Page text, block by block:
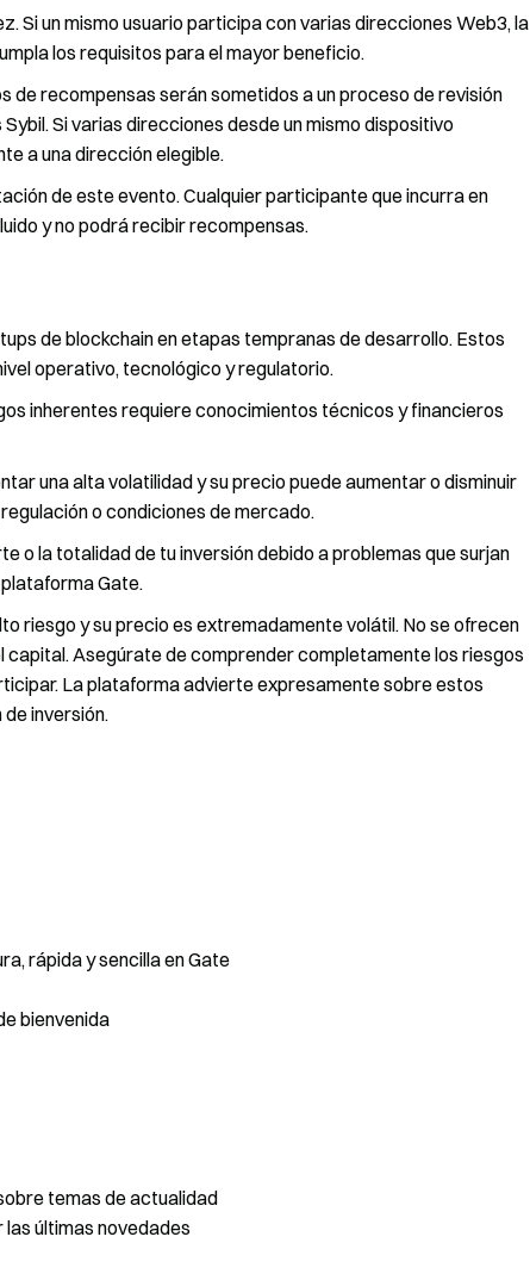
Si un mismo usuario participa con varias direcciones Web3, la
los requisitos para el mayor beneficio.
de recompensas serán sometidos a un proceso de revisión
Si varias direcciones desde un mismo dispositivo
a una dirección elegible.
de este evento. Cualquier participante que incurra en
y no podrá recibir recompensas.
de blockchain en etapas tempranas de desarrollo. Estos
operativo, tecnológico y regulatorio.
inherentes requiere conocimientos técnicos y financieros
una alta volatilidad y su precio puede aumentar o disminuir
o condiciones de mercado.
o la totalidad de tu inversión debido a problemas que surjan
Gate.
riesgo y su precio es extremadamente volátil. No se ofrecen
Asegúrate de comprender completamente los riesgos
La plataforma advierte expresamente sobre estos
inversión.
rápida y sencilla en Gate
bienvenida
temas de actualidad
últimas novedades